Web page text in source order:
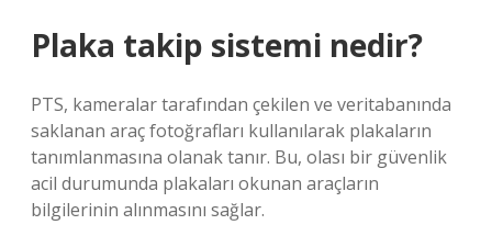
Plaka takip sistemi nedir?
PTS, kameralar tarafından çekilen ve veritabanında
saklanan araç fotoğrafları kullanılarak plakaların
tanımlanmasına olanak tanır. Bu, olası bir güvenlik
acil durumunda plakaları okunan araçların
bilgilerinin alınmasını sağlar.